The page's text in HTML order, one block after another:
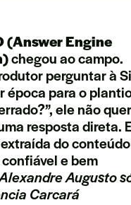
(Answer Engine
chegou ao campo.
perguntar à
época para o
ele não
resposta direta.
do
e bem
Augusto
Carcará